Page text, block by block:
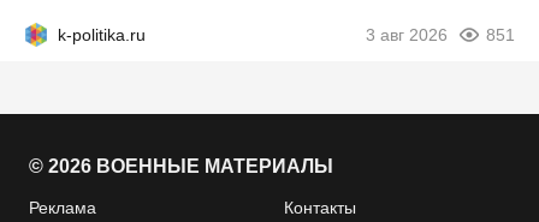
k-politika.ru 3 авг 2026 851
© 2026 ВОЕННЫЕ МАТЕРИАЛЫ
Реклама Контакты